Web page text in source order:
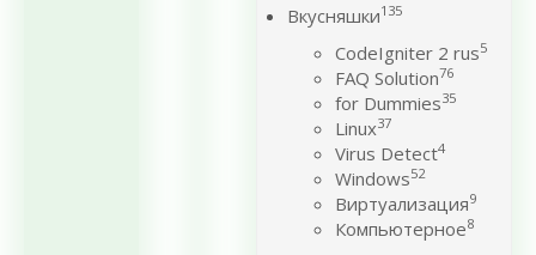
Вкусняшки135
CodeIgniter 2 rus5
FAQ Solution76
for Dummies35
Linux37
Virus Detect4
Windows52
Виртуализация9
Компьютерное8